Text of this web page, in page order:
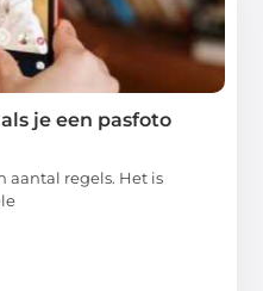
je een pasfoto
aantal regels. Het is